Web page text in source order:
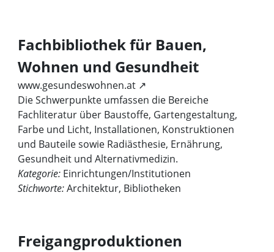
Fachbibliothek für Bauen,
Wohnen und Gesundheit
www.gesundeswohnen.at ↗
Die Schwerpunkte umfassen die Bereiche
Fachliteratur über Baustoffe, Gartengestaltung,
Farbe und Licht, Installationen, Konstruktionen
und Bauteile sowie Radiästhesie, Ernährung,
Gesundheit und Alternativmedizin.
Kategorie: Einrichtungen/Institutionen
Stichworte:Architektur, Bibliotheken
Freigangproduktionen